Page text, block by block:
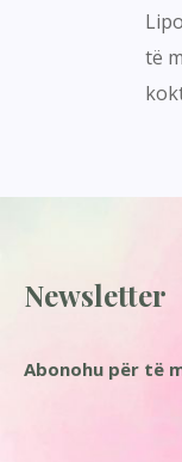
të
Newsletter
Abonohu për të